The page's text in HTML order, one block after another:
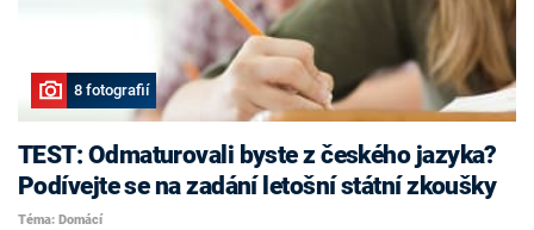
8 fotografií
TEST: Odmaturovali byste z českého jazyka?
Podívejte se na zadání letošní státní zkoušky
Téma: Domácí